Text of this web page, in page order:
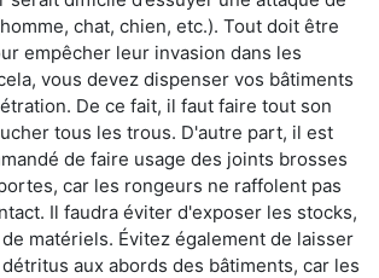
chat, chien, etc.). Tout doit être
empêcher leur invasion dans les
vous devez dispenser vos bâtiments
De ce fait, il faut faire tout son
tous les trous. D'autre part, il est
de faire usage des joints brosses
car les rongeurs ne raffolent pas
Il faudra éviter d'exposer les stocks,
matériels. Évitez également de laisser
aux abords des bâtiments, car les